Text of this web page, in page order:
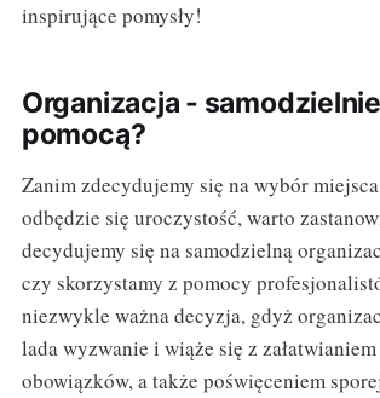
inspirujące pomysły!
Organizacja -
pomocą?
Zanim zdecydujemy się na wybór
odbędzie się uroczystość, warto
decydujemy się na samodzielną
czy skorzystamy z pomocy
niezwykle ważna decyzja, gdyż
lada wyzwanie i wiąże się z
obowiązków, a także poświęceniem